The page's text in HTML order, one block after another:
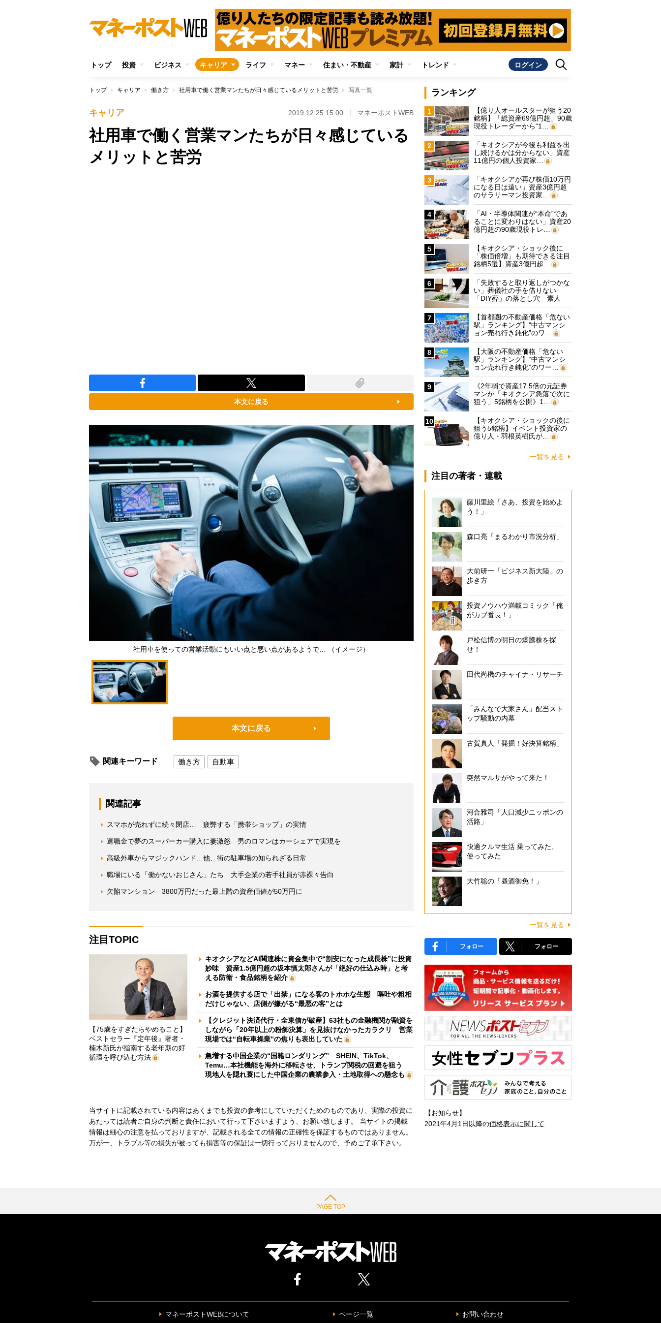
トップ 投資 ビジネス キャリア ライフ マネー 住まい・不動産 家計 トレンド ログイン
トップ キャリア 働き方 社用車で働く営業マンたちが日々感じているメリットと苦労 写真一覧
キャリア 2019.12.25 15:00 マネーポストWEB
社用車で働く営業マンたちが日々感じている
メリットと苦労
本文に戻る
社用車を使っての営業活動にもいい点と悪い点があるようで… （イメージ）
本文に戻る
関連キーワード 働き方 自動車
関連記事
スマホが売れずに続々閉店… 疲弊する「携帯ショップ」の実情
退職金で夢のスーパーカー購入に妻激怒 男のロマンはカーシェアで実現を
高級外車からマジックハンド…他、街の駐車場の知られざる日常
職場にいる「働かないおじさん」たち 大手企業の若手社員が赤裸々告白
欠陥マンション 3800万円だった最上階の資産価値が50万円に
注目TOPIC
【75歳をすぎたらやめること】
ベストセラー『定年後』著者・
楠木新氏が指南する老年期の好
循環を呼び込む方法
キオクシアなどAI関連株に資金集中で“割安になった成長株”に投資
妙味 資産1.5億円超の坂本慎太郎さんが「絶好の仕込み時」と考
える防衛・食品銘柄を紹介
お酒を提供する店で「出禁」になる客のトホホな生態 嘔吐や粗相
だけじゃない、店側が嫌がる“最悪の客”とは
【クレジット決済代行・全東信が破産】63社もの金融機関が融資を
しながら「20年以上の粉飾決算」を見抜けなかったカラクリ 営業
現場では“自転車操業”の焦りも表出していた
急増する中国企業の“国籍ロンダリング” SHEIN、TikTok、
Temu…本社機能を海外に移転させ、トランプ関税の回避を狙う
現地人を隠れ蓑にした中国企業の農業参入・土地取得への懸念も
当サイトに記載されている内容はあくまでも投資の参考にしていただくためのものであり、実際の投資に
あたっては読者ご自身の判断と責任において行って下さいますよう、お願い致します。 当サイトの掲載
情報は細心の注意を払っておりますが、記載される全ての情報の正確性を保証するものではありません。
万が一、トラブル等の損失が被っても損害等の保証は一切行っておりませんので、予めご了承下さい。
ランキング
1
【億り人オールスターが狙う20
銘柄】「総資産69億円超」90歳
現役トレーダーから“1…
2
「キオクシアが今後も利益を出
し続けるかは分からない」資産
11億円の個人投資家…
3
「キオクシアが再び株価10万円
になる日は遠い」資産3億円超
のサラリーマン投資家…
4
「AI・半導体関連が“本命”であ
ることに変わりはない」資産20
億円超の90歳現役トレ…
5
【キオクシア・ショック後に
「株価倍増」も期待できる注目
銘柄5選】資産3億円超…
6
「失敗すると取り返しがつかな
い」葬儀社の手を借りない
「DIY葬」の落とし穴 素人
に…
7
【首都圏の不動産価格「危ない
駅」ランキング】“中古マンシ
ョン売れ行き鈍化”のワ…
8
【大阪の不動産価格「危ない
駅」ランキング】“中古マンシ
ョン売れ行き鈍化”のワー…
9
《2年弱で資産17.5倍の元証券
マンが「キオクシア急落で次に
狙う」5銘柄を公開》1…
10
【キオクシア・ショックの後に
狙う5銘柄】イベント投資家の
億り人・羽根英樹氏が…
一覧を見る
注目の著者・連載
藤川里絵「さあ、投資を始めよ
う！」
森口亮「まるわかり市況分析」
大前研一「ビジネス新大陸」の
歩き方
投資ノウハウ満載コミック「俺
がカブ番長！」
戸松信博の明日の爆騰株を探
せ！
田代尚機のチャイナ・リサーチ
「みんなで大家さん」配当スト
ップ騒動の内幕
古賀真人「発掘！好決算銘柄」
突然マルサがやって来た！
河合雅司「人口減少ニッポンの
活路」
快適クルマ生活 乗ってみた、
使ってみた
大竹聡の「昼酒御免！」
一覧を見る
フォロー フォロー
【お知らせ】
2021年4月1日以降の価格表示に関して
PAGE TOP
マネーポストWEBについて ページ一覧 お問い合わせ